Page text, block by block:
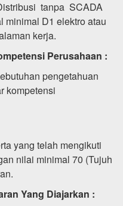
tanpa SCADA
D1 elektro atau
kerja.
Perusahaan :
pengetahuan
kompetensi
yang telah mengikuti
nilai minimal 70 (Tujuh
Yang Diajarkan :